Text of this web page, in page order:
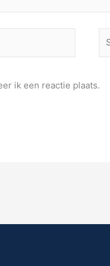
ik een reactie plaats.